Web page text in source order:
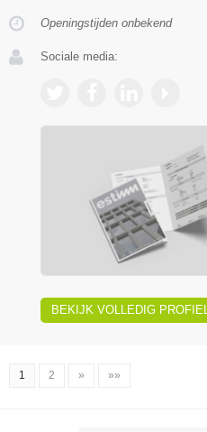
Openingstijden onbekend
Sociale media:
BEKIJK VOLLEDIG PROFIEL
1 2 » »»